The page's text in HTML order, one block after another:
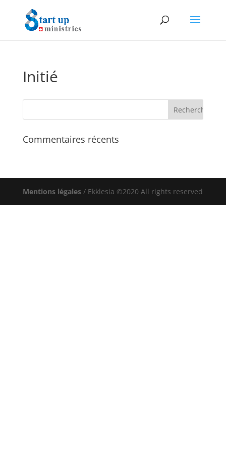
Initié
Commentaires récents
Mentions légales / Ekklesia ©2020 All rights reserved